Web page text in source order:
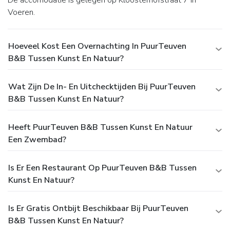
Voeren.
Hoeveel Kost Een Overnachting In PuurTeuven
B&B Tussen Kunst En Natuur?
Wat Zijn De In- En Uitchecktijden Bij PuurTeuven
B&B Tussen Kunst En Natuur?
Heeft PuurTeuven B&B Tussen Kunst En Natuur
Een Zwembad?
Is Er Een Restaurant Op PuurTeuven B&B Tussen
Kunst En Natuur?
Is Er Gratis Ontbijt Beschikbaar Bij PuurTeuven
B&B Tussen Kunst En Natuur?